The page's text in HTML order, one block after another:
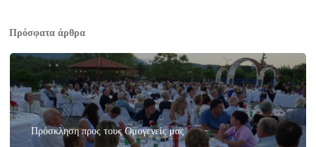
Πρόσφατα άρθρα
Πρόσκληση προς τους Ομογενείς μας